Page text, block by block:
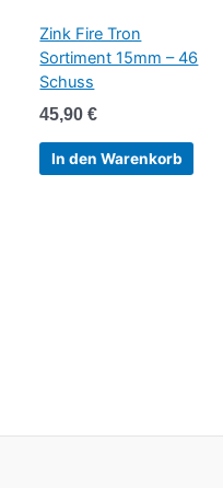
Zink Fire Tron
Sortiment 15mm – 46
Schuss
45,90€
In den Warenkorb